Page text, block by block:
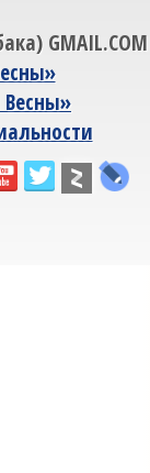
GMAIL.COM